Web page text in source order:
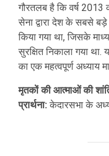
गौरतलब है कि वर्ष 2013
सेना द्वारा देश के सबसे
किया गया था, जिसके
सुरक्षित निकाला गया
का एक महत्वपूर्ण अध्याय
मृतकों की आत्माओं की
प्रार्थना: केदारसभा के